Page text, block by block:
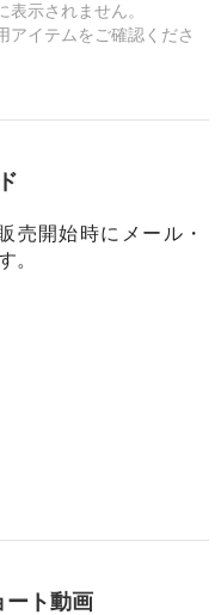
示されません。
イテムをご確認くださ
売開始時にメール・
。
ート動画